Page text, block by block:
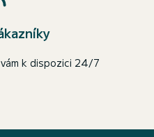
k dispozici 24/7